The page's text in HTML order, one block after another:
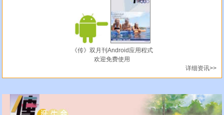
《传》双月刊Android应用程式
欢迎免费使用
详细资讯>>